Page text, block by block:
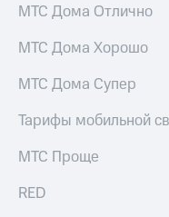
МТС Дома Отлично
МТС Дома Хорошо
МТС Дома Супер
Тарифы мобильной
МТС Проще
RED